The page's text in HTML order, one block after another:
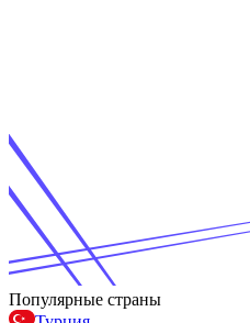
Популярные страны